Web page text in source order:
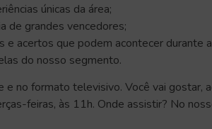
únicas da área;
de grandes vencedores;
e acertos que podem acontecer durante
do nosso segmento.
e no formato televisivo. Você vai gostar,
feiras, às 11h. Onde assistir? No